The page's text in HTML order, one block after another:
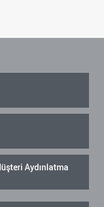
Aydınlatma